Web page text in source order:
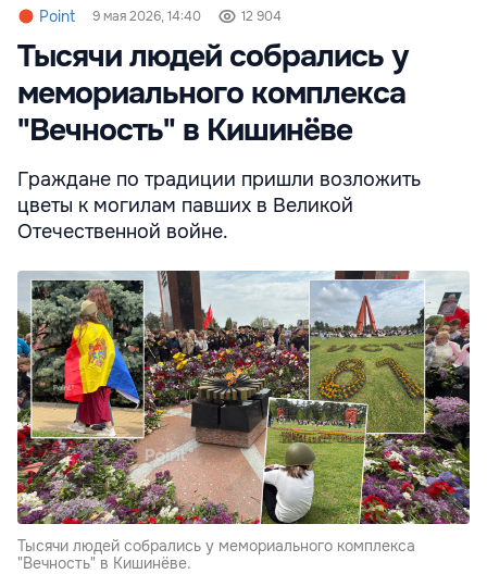
Point 9 мая 2026, 14:40 12 904
Тысячи людей собрались у
мемориального комплекса
"Вечность" в Кишинёве
Граждане по традиции пришли возложить
цветы к могилам павших в Великой
Отечественной войне.
Тысячи людей собрались у мемориального комплекса
"Вечность" в Кишинёве.